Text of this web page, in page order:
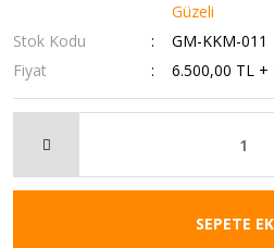
Güzeli
Stok Kodu
GM-KKM-011
Fiyat
6.500,00 TL +
SEPETE